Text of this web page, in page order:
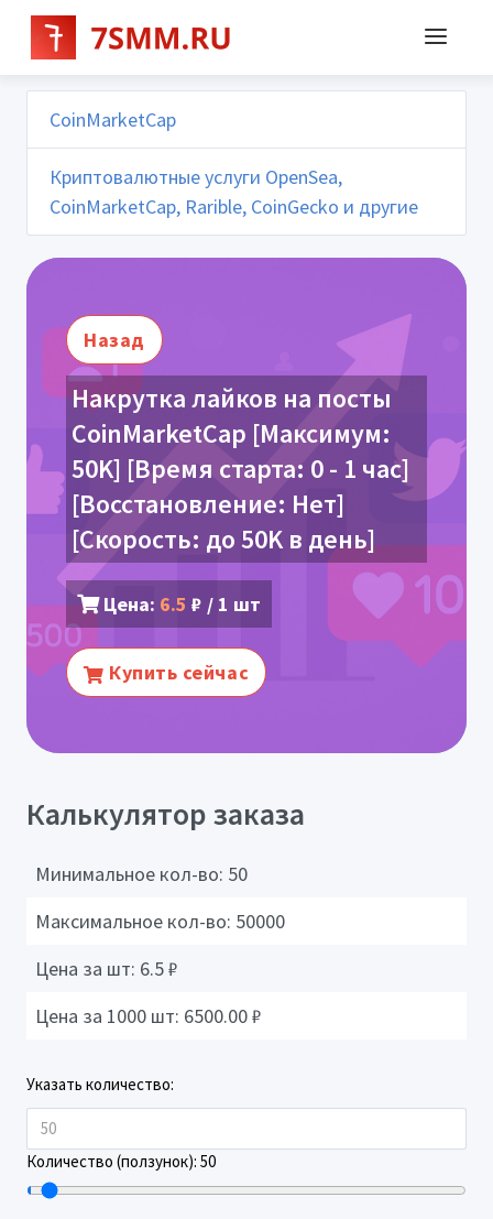
CoinMarketCap
Криптовалютные услуги OpenSea,
CoinMarketCap, Rarible, CoinGecko и другие
Назад
Накрутка лайков на посты
CoinMarketCap [Максимум:
50K] [Время старта: 0 - 1 час]
[Восстановление: Нет]
[Скорость: до 50K в день]
Цена: 6.5 ₽ / 1 шт
Купить сейчас
Калькулятор заказа
Минимальное кол-во: 50
Максимальное кол-во: 50000
Цена за шт: 6.5₽
Цена за 1000 шт: 6500.00₽
Указать количество:
Количество (ползунок): 50